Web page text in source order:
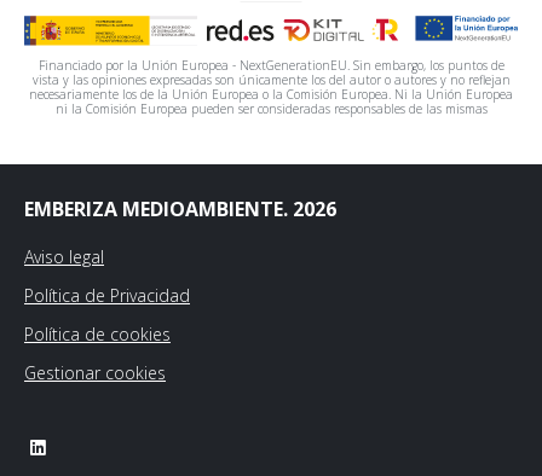
Financiado por la Unión Europea - NextGenerationEU. Sin embargo, los puntos de
vista y las opiniones expresadas son únicamente los del autor o autores y no reflejan
necesariamente los de la Unión Europea o la Comisión Europea. Ni la Unión Europea
ni la Comisión Europea pueden ser consideradas responsables de las mismas
EMBERIZA MEDIOAMBIENTE. 2026
Aviso legal
Política de Privacidad
Política de cookies
Gestionar cookies